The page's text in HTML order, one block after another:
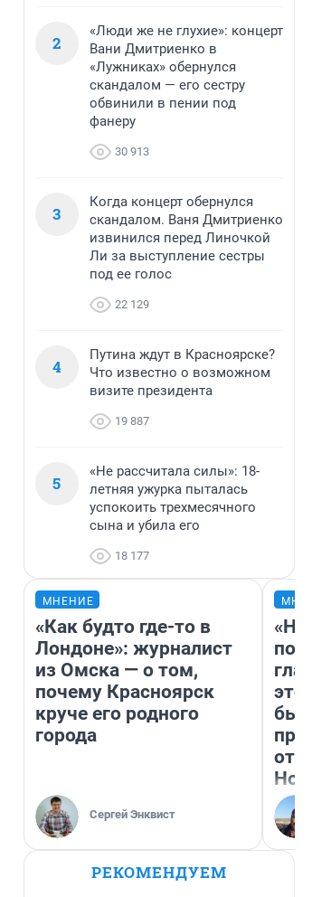
2
«Люди же не глухие»: концерт
Вани Дмитриенко в
«Лужниках» обернулся
скандалом — его сестру
обвинили в пении под
фанеру
30 913
3
Когда концерт обернулся
скандалом. Ваня Дмитриенко
извинился перед Линочкой
Ли за выступление сестры
под ее голос
22 129
4
Путина ждут в Красноярске?
Что известно о возможном
визите президента
19 887
5
«Не рассчитала силы»: 18-
летняя ужурка пыталась
успокоить трехмесячного
сына и убила его
18 177
МНЕНИЕ
«Как будто где-то в
Лондоне»: журналист
из Омска — о том,
почему Красноярск
круче его родного
города
Сергей Энквист
этого
бьет
РЕКОМЕНДУЕМ